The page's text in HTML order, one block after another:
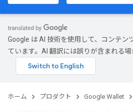
Google は AI 技術を使用して、コンテン
ています。AI 翻訳には誤りが含まれる場
ホーム プロダクト Google Wallet